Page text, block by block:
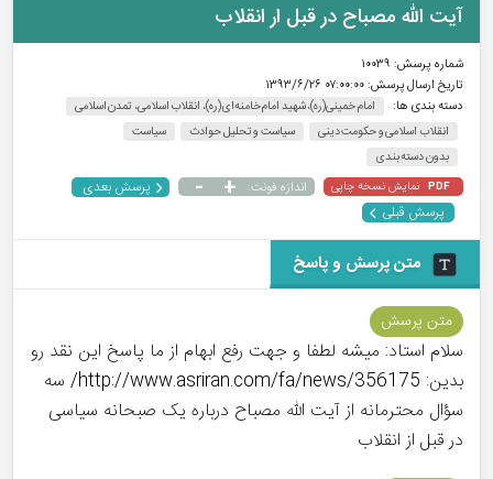
آیت الله مصباح در قبل ار انقلاب
شماره پرسش: ۱۰۰۳۹
تاریخ ارسال پرسش:۰۷:۰۰:۰۰ ۱۳۹۳/۶/۲۶
دسته بندی ها:
امام خمینی(ره)، شهید امام خامنه‌ای(ره)، انقلاب اسلامی، تمدن اسلامی
انقلاب اسلامی و حکومت دینی
سیاست و تحلیل حوادث
سیاست
بدون دسته بندی
PDF نمایش نسخه چاپی اندازه فونت: +
-
پرسش بعدی
پرسش قبلی
متن پرسش و پاسخ
متن پرسش
سلام استاد: میشه لطفا و جهت رفع ابهام از ما پاسخ این نقد رو
بدین: http://www.asriran.com/fa/news/356175/ سه
سؤال محترمانه از آیت الله مصباح درباره یک صبحانه سیاسی
در قبل از انقلاب